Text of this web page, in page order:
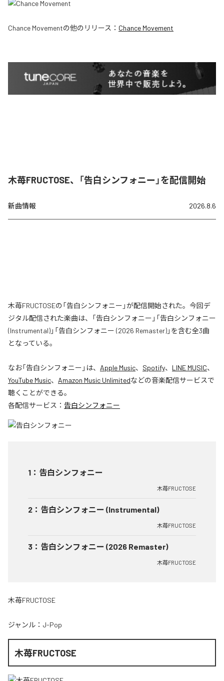
Chance Movementの他のリリース： Chance Movement
木苺FRUCTOSE、「告白シンフォニー」を配信開始
新曲情報 2026.8.6
木苺FRUCTOSEの「告白シンフォニー」が配信開始された。今回デ
ジタル配信された楽曲は、「告白シンフォニー」「告白シンフォニー
(Instrumental)」「告白シンフォニー (2026 Remaster)」を含む全3曲
となっている。
なお「告白シンフォニー 」は、 Apple Music、 Spotify、 LINE MUSIC、
YouTube Music、 Amazon Music Unlimitedなどの音楽配信サービスで
聴くことができる。
各配信サービス： 告白シンフォニー
1 ： 告白シンフォニー
木苺FRUCTOSE
2 ： 告白シンフォニー (Instrumental)
木苺FRUCTOSE
3 ： 告白シンフォニー (2026 Remaster)
木苺FRUCTOSE
木苺FRUCTOSE
ジャンル： J-Pop
木苺FRUCTOSE